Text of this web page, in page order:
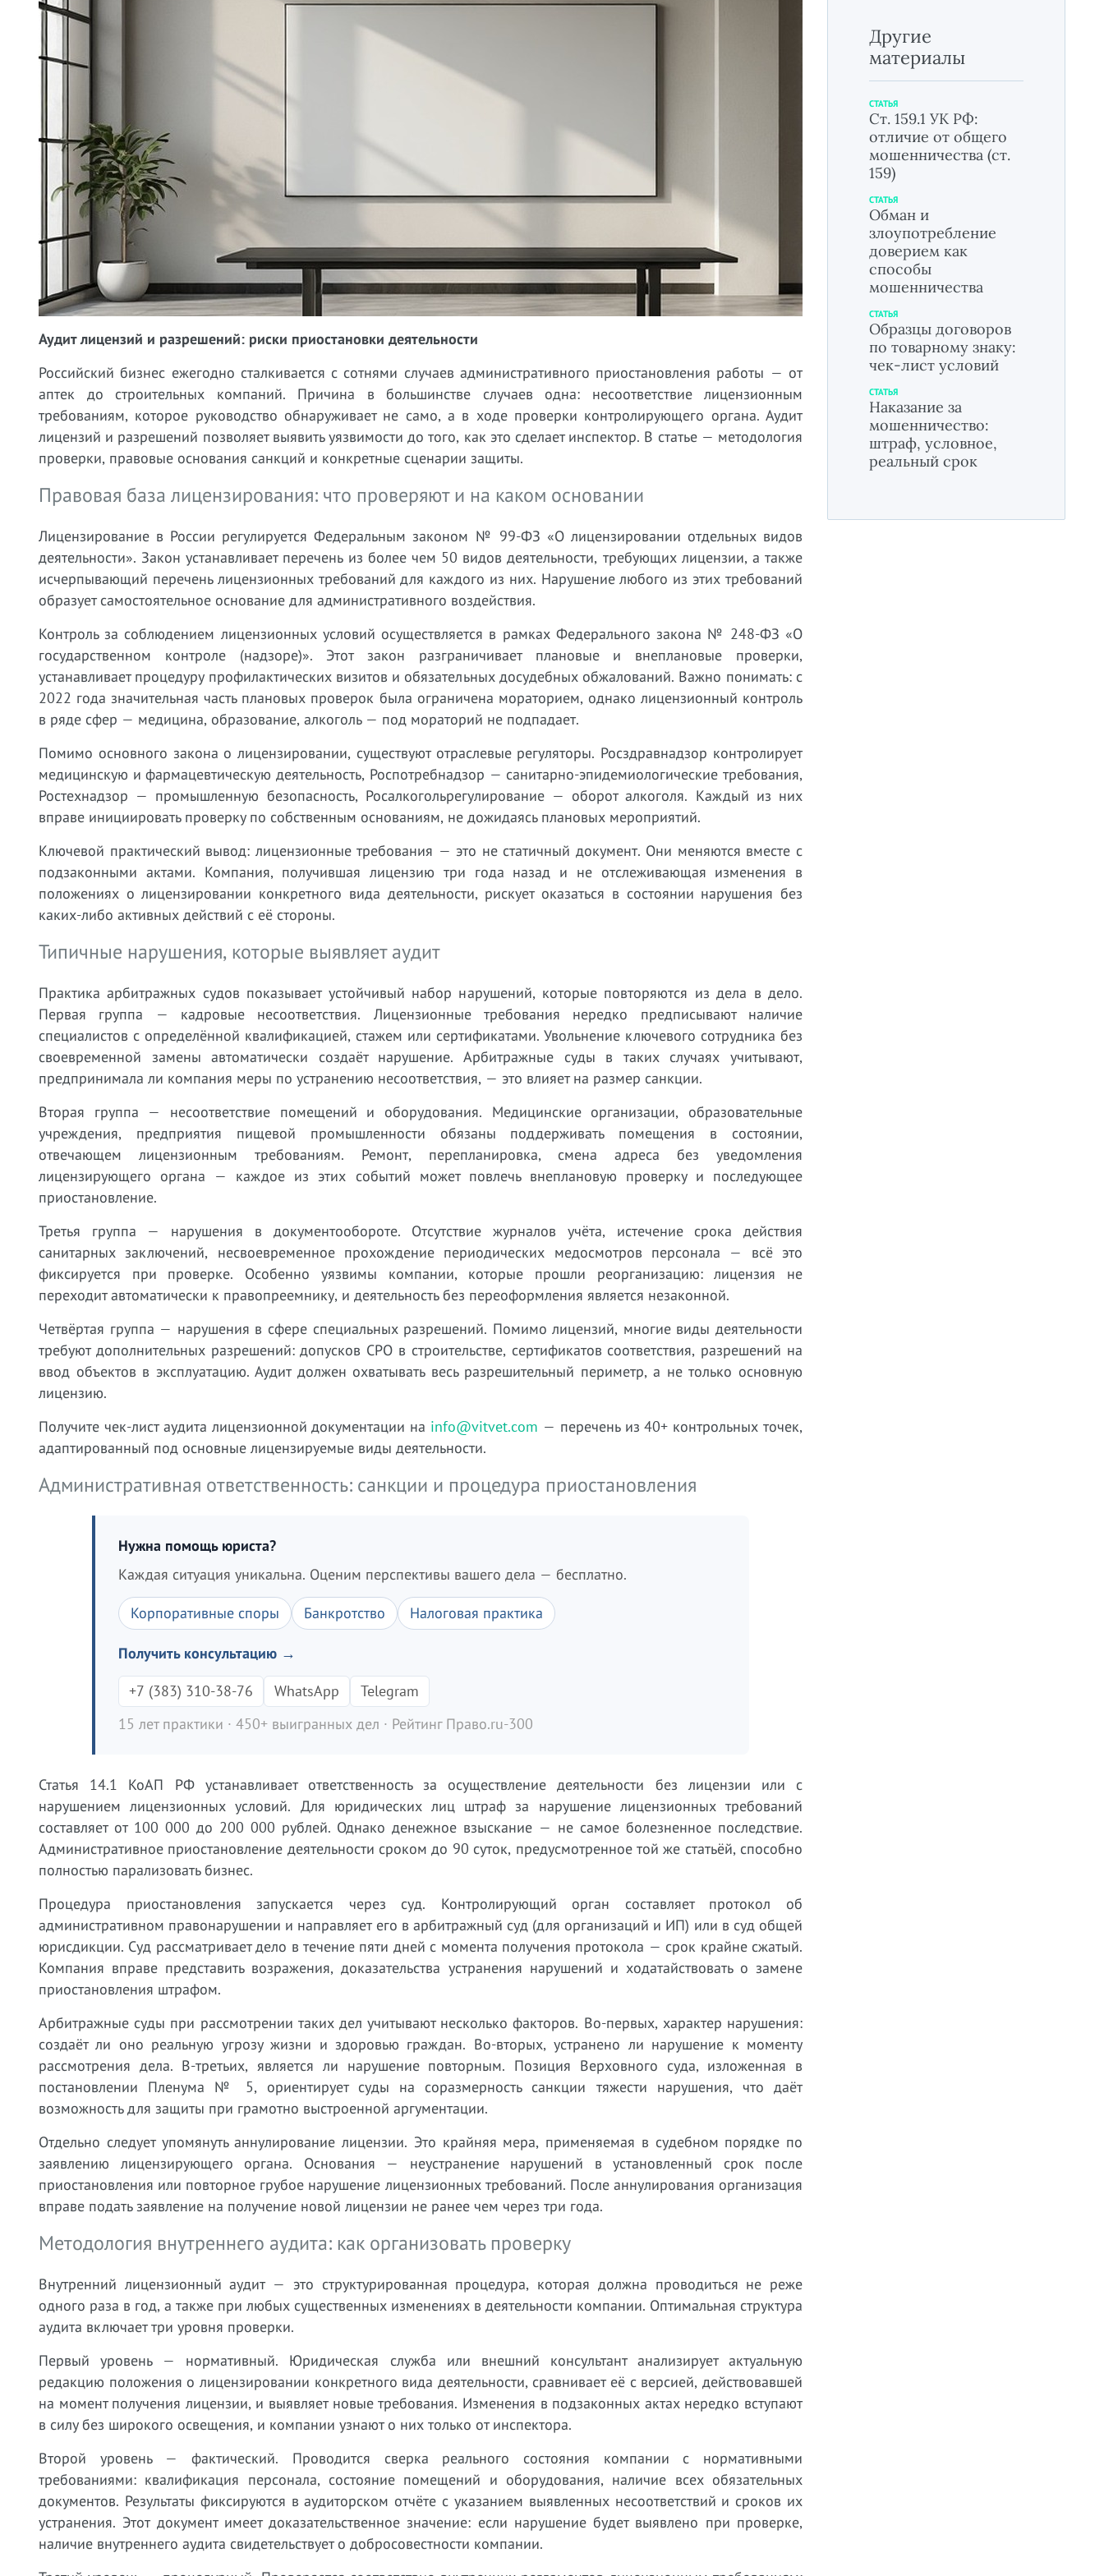
Аудит лицензий и разрешений: риски приостановки деятельности
Российский бизнес ежегодно сталкивается с сотнями случаев административного приостановления работы — от
аптек до строительных компаний. Причина в большинстве случаев одна: несоответствие лицензионным
требованиям, которое руководство обнаруживает не само, а в ходе проверки контролирующего органа. Аудит
лицензий и разрешений позволяет выявить уязвимости до того, как это сделает инспектор. В статье — методология
проверки, правовые основания санкций и конкретные сценарии защиты.
Правовая база лицензирования: что проверяют и на каком основании
Лицензирование в России регулируется Федеральным законом № 99-ФЗ «О лицензировании отдельных видов
деятельности». Закон устанавливает перечень из более чем 50 видов деятельности, требующих лицензии, а также
исчерпывающий перечень лицензионных требований для каждого из них. Нарушение любого из этих требований
образует самостоятельное основание для административного воздействия.
Контроль за соблюдением лицензионных условий осуществляется в рамках Федерального закона № 248-ФЗ «О
государственном контроле (надзоре)». Этот закон разграничивает плановые и внеплановые проверки,
устанавливает процедуру профилактических визитов и обязательных досудебных обжалований. Важно понимать: с
2022 года значительная часть плановых проверок была ограничена мораторием, однако лицензионный контроль
в ряде сфер — медицина, образование, алкоголь — под мораторий не подпадает.
Помимо основного закона о лицензировании, существуют отраслевые регуляторы. Росздравнадзор контролирует
медицинскую и фармацевтическую деятельность, Роспотребнадзор — санитарно-эпидемиологические требования,
Ростехнадзор — промышленную безопасность, Росалкогольрегулирование — оборот алкоголя. Каждый из них
вправе инициировать проверку по собственным основаниям, не дожидаясь плановых мероприятий.
Ключевой практический вывод: лицензионные требования — это не статичный документ. Они меняются вместе с
подзаконными актами. Компания, получившая лицензию три года назад и не отслеживающая изменения в
положениях о лицензировании конкретного вида деятельности, рискует оказаться в состоянии нарушения без
каких-либо активных действий с её стороны.
Типичные нарушения, которые выявляет аудит
Практика арбитражных судов показывает устойчивый набор нарушений, которые повторяются из дела в дело.
Первая группа — кадровые несоответствия. Лицензионные требования нередко предписывают наличие
специалистов с определённой квалификацией, стажем или сертификатами. Увольнение ключевого сотрудника без
своевременной замены автоматически создаёт нарушение. Арбитражные суды в таких случаях учитывают,
предпринимала ли компания меры по устранению несоответствия, — это влияет на размер санкции.
Вторая группа — несоответствие помещений и оборудования. Медицинские организации, образовательные
учреждения, предприятия пищевой промышленности обязаны поддерживать помещения в состоянии,
отвечающем лицензионным требованиям. Ремонт, перепланировка, смена адреса без уведомления
лицензирующего органа — каждое из этих событий может повлечь внеплановую проверку и последующее
приостановление.
Третья группа — нарушения в документообороте. Отсутствие журналов учёта, истечение срока действия
санитарных заключений, несвоевременное прохождение периодических медосмотров персонала — всё это
фиксируется при проверке. Особенно уязвимы компании, которые прошли реорганизацию: лицензия не
переходит автоматически к правопреемнику, и деятельность без переоформления является незаконной.
Четвёртая группа — нарушения в сфере специальных разрешений. Помимо лицензий, многие виды деятельности
требуют дополнительных разрешений: допусков СРО в строительстве, сертификатов соответствия, разрешений на
ввод объектов в эксплуатацию. Аудит должен охватывать весь разрешительный периметр, а не только основную
лицензию.
Получите чек-лист аудита лицензионной документации на info@vitvet.com — перечень из 40+ контрольных точек,
адаптированный под основные лицензируемые виды деятельности.
Административная ответственность: санкции и процедура приостановления
Нужна помощь юриста?
Каждая ситуация уникальна. Оценим перспективы вашего дела — бесплатно.
Корпоративные споры Банкротство Налоговая практика
Получить консультацию →
+7 (383) 310-38-76
WhatsApp
Telegram
15 лет практики · 450+ выигранных дел · Рейтинг Право.ru-300
Статья 14.1 КоАП РФ устанавливает ответственность за осуществление деятельности без лицензии или с
нарушением лицензионных условий. Для юридических лиц штраф за нарушение лицензионных требований
составляет от 100 000 до 200 000 рублей. Однако денежное взыскание — не самое болезненное последствие.
Административное приостановление деятельности сроком до 90 суток, предусмотренное той же статьёй, способно
полностью парализовать бизнес.
Процедура приостановления запускается через суд. Контролирующий орган составляет протокол об
административном правонарушении и направляет его в арбитражный суд (для организаций и ИП) или в суд общей
юрисдикции. Суд рассматривает дело в течение пяти дней с момента получения протокола — срок крайне сжатый.
Компания вправе представить возражения, доказательства устранения нарушений и ходатайствовать о замене
приостановления штрафом.
Арбитражные суды при рассмотрении таких дел учитывают несколько факторов. Во-первых, характер нарушения:
создаёт ли оно реальную угрозу жизни и здоровью граждан. Во-вторых, устранено ли нарушение к моменту
рассмотрения дела. В-третьих, является ли нарушение повторным. Позиция Верховного суда, изложенная в
постановлении Пленума № 5, ориентирует суды на соразмерность санкции тяжести нарушения, что даёт
возможность для защиты при грамотно выстроенной аргументации.
Отдельно следует упомянуть аннулирование лицензии. Это крайняя мера, применяемая в судебном порядке по
заявлению лицензирующего органа. Основания — неустранение нарушений в установленный срок после
приостановления или повторное грубое нарушение лицензионных требований. После аннулирования организация
вправе подать заявление на получение новой лицензии не ранее чем через три года.
Методология внутреннего аудита: как организовать проверку
Внутренний лицензионный аудит — это структурированная процедура, которая должна проводиться не реже
одного раза в год, а также при любых существенных изменениях в деятельности компании. Оптимальная структура
аудита включает три уровня проверки.
Первый уровень — нормативный. Юридическая служба или внешний консультант анализирует актуальную
редакцию положения о лицензировании конкретного вида деятельности, сравнивает её с версией, действовавшей
на момент получения лицензии, и выявляет новые требования. Изменения в подзаконных актах нередко вступают
в силу без широкого освещения, и компании узнают о них только от инспектора.
Второй уровень — фактический. Проводится сверка реального состояния компании с нормативными
требованиями: квалификация персонала, состояние помещений и оборудования, наличие всех обязательных
документов. Результаты фиксируются в аудиторском отчёте с указанием выявленных несоответствий и сроков их
устранения. Этот документ имеет доказательственное значение: если нарушение будет выявлено при проверке,
наличие внутреннего аудита свидетельствует о добросовестности компании.
Другие
материалы
СТАТЬЯ
Ст. 159.1 УК РФ:
отличие от общего
мошенничества (ст.
159)
СТАТЬЯ
Обман и
злоупотребление
доверием как
способы
мошенничества
СТАТЬЯ
Образцы договоров
по товарному знаку:
чек-лист условий
СТАТЬЯ
Наказание за
мошенничество:
штраф, условное,
реальный срок